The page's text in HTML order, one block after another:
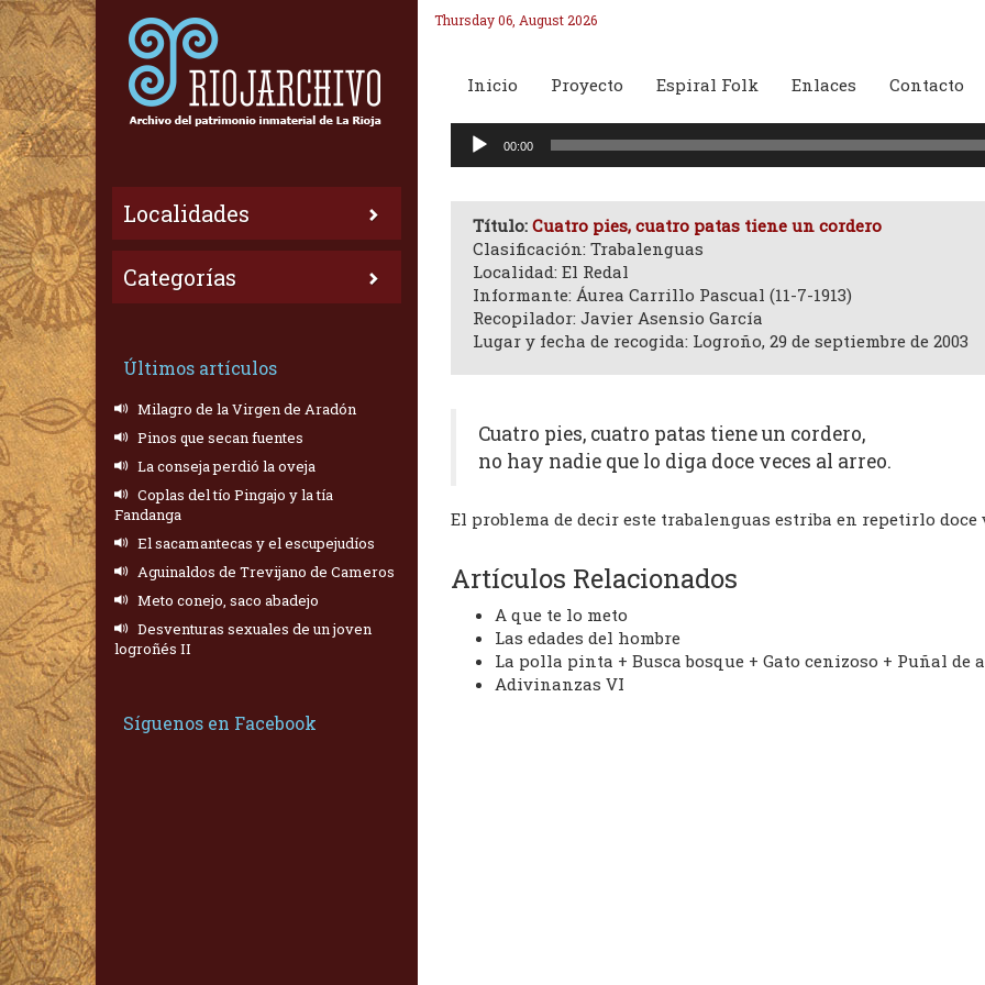
Localidades
Categorías
Últimos artículos
Milagro de la Virgen de Aradón
Pinos que secan fuentes
La conseja perdió la oveja
Coplas del tío Pingajo y la tía
Fandanga
El sacamantecas y el escupejudíos
Aguinaldos de Trevijano de Cameros
Meto conejo, saco abadejo
Desventuras sexuales de un joven
logroñés II
Síguenos en Facebook
Thursday 06, August 2026
Inicio Proyecto Espiral Folk Enlaces Contacto
Reproductor
00:00
Título: Cuatro pies, cuatro patas tiene un cordero
Clasificación: Trabalenguas
Localidad: El Redal
Informante: Áurea Carrillo Pascual (11-7-1913)
Recopilador: Javier Asensio García
Lugar y fecha de recogida: Logroño, 29 de septiembre de 2003
Cuatro pies, cuatro patas tiene un cordero,
no hay nadie que lo diga doce veces al arreo.
El problema de decir este trabalenguas estriba en repetirlo doce
Artículos Relacionados
A que te lo meto
Las edades del hombre
La polla pinta + Busca bosque + Gato cenizoso + Puñal de
Adivinanzas VI